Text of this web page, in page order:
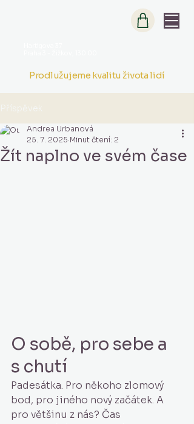
Prodlužujeme kvalitu života lidí
Příspěvek
Žít naplno ve svém čase
Andrea Urbanová
25. 7. 2025 Minut čtení: 2
O sobě, pro sebe a
s chutí
Padesátka. Pro někoho zlomový
bod, pro jiného nový začátek. A
pro většinu z nás? Čas